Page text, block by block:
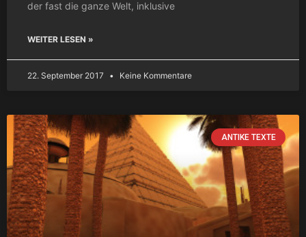
der fast die ganze Welt, inklusive
WEITER LESEN »
22. September 2017 Keine Kommentare
ANTIKE TEXTE